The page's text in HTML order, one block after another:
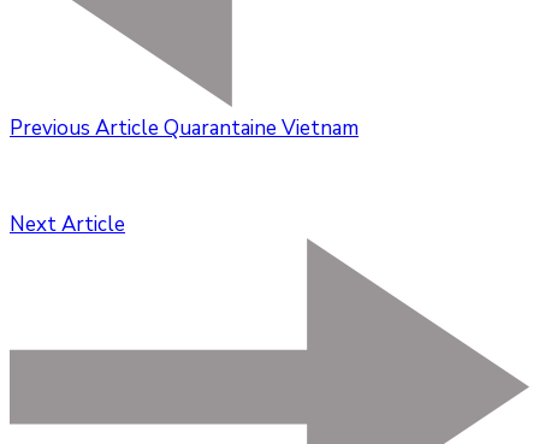
Previous Article Quarantaine Vietnam
Next Article